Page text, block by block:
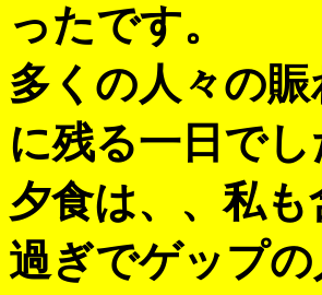
ったです。
多くの人々の
に残る一日でし
夕食は、、私
過ぎでゲップ